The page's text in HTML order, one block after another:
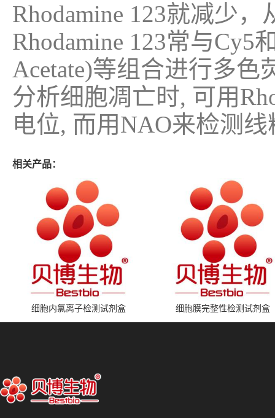
Rhodamine 123就减少
Rhodamine 123常与Cy5
Acetate)等组合进行多
分析细胞凋亡时, 可用
电位, 而用NAO来检测
相关产品：
细胞内氯离子检测试剂盒 细胞膜完整性检测试剂盒